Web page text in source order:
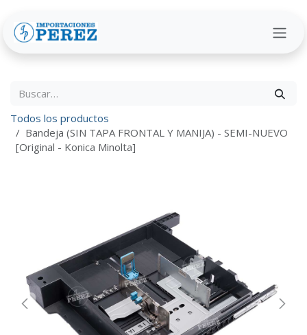
Todos los productos
Bandeja (SIN TAPA FRONTAL Y MANIJA) - SEMI-NUEVO
[Original - Konica Minolta]